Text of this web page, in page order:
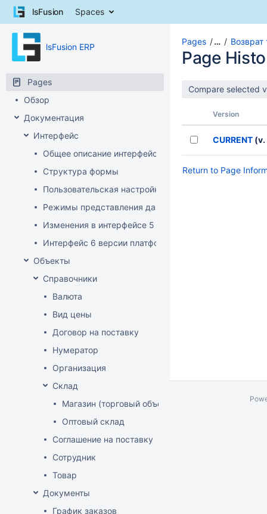
Skip
breadcrumbs
Skip
header
lsFusion Spaces
lsFusion ERP
Pages
Обзор
Документация
Интерфейс
Общее описание интерфейса клиента
Структура формы
Пользовательская настройка интерфейса
Режимы представления данных
Изменения в интерфейсе 5 версии платформы
Интерфейс 6 версии платформы
Объекты
Справочники
Валюта
Вид цены
Договор на поставку
Нумератор
Организация
Склад
Магазин (торговый объект)
Оптовый склад
Соглашение на поставку
Сотрудник
Товар
Документы
График заказов
Pages … Возврат
Page
Version
CURRENT (v.
Return to Page